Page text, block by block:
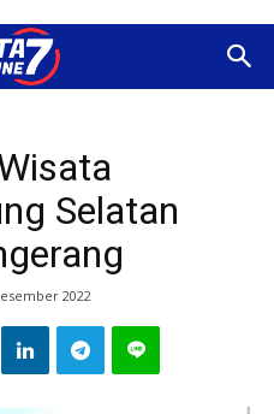
Selatan
2022